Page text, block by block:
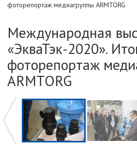
фоторепортаж медиагруппы ARMTORG
Международная
«ЭкваТэк-2020».
фоторепортаж
ARMTORG